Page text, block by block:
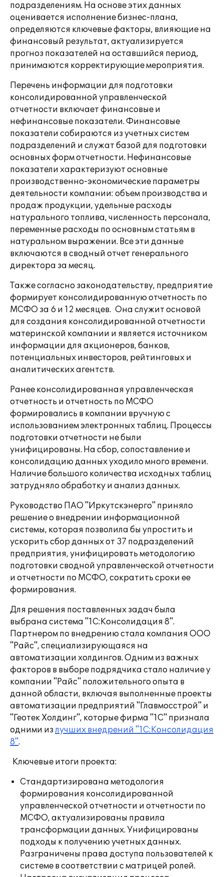
подразделениям. На основе этих данных
оценивается исполнение бизнес-плана,
определяются ключевые факторы, влияющие на
финансовый результат, актуализируется
прогноз показателей на оставшийся период,
принимаются корректирующие мероприятия.
Перечень информации для подготовки
консолидированной управленческой
отчетности включает финансовые и
нефинансовые показатели. Финансовые
показатели собираются из учетных систем
подразделений и служат базой для подготовки
основных форм отчетности. Нефинансовые
показатели характеризуют основные
производственно-экономические параметры
деятельности компании: объем производства и
продаж продукции, удельные расходы
натурального топлива, численность персонала,
переменные расходы по основным статьям в
натуральном выражении. Все эти данные
включаются в сводный отчет генерального
директора за месяц.
Также согласно законодательству, предприятие
формирует консолидированную отчетность по
МСФО за 6 и 12 месяцев. Она служит основой
для создания консолидированной отчетности
материнской компании и является источником
информации для акционеров, банков,
потенциальных инвесторов, рейтинговых и
аналитических агентств.
Ранее консолидированная управленческая
отчетность и отчетность по МСФО
формировались в компании вручную с
использованием электронных таблиц. Процессы
подготовки отчетности не были
унифицированы. На сбор, сопоставление и
консолидацию данных уходило много времени.
Наличие большого количества исходных таблиц
затрудняло обработку и анализ данных.
Руководство ПАО "Иркутскэнерго" приняло
решение о внедрении информационной
системы, которая позволила бы упростить и
ускорить сбор данных от 37 подразделений
предприятия, унифицировать методологию
подготовки сводной управленческой отчетности
и отчетности по МСФО, сократить сроки ее
формирования.
Для решения поставленных задач была
выбрана система "1С:Консолидация 8".
Партнером по внедрению стала компания ООО
"Райс", специализирующаяся на
автоматизации холдингов. Одним из важных
факторов в выборе подрядчика стало наличие у
компании "Райс" положительного опыта в
данной области, включая выполненные проекты
автоматизации предприятий "Главмосстрой" и
"Геотек Холдинг", которые фирма "1С" признала
одними из лучших внедрений "1С:Консолидация
8".
Ключевые итоги проекта:
Стандартизирована методология
формирования консолидированной
управленческой отчетности и отчетности по
МСФО, актуализированы правила
трансформации данных. Унифицированы
подходы к получению учетных данных.
Разграничены права доступа пользователей к
системе в соответствии с матрицей ролей.